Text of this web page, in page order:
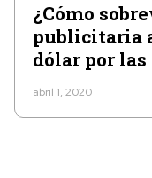
¿Cómo
publicitaria
dólar por las
abril 1, 2020